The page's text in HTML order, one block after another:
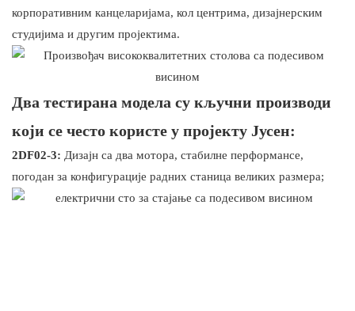
корпоративним канцеларијама, кол центрима, дизајнерским
студијима и другим пројектима.
Два тестирана модела су кључни производи
који се често користе у пројекту Јусен:
2DF02-3: Дизајн са два мотора, стабилне перформансе,
погодан за конфигурације радних станица великих размера;